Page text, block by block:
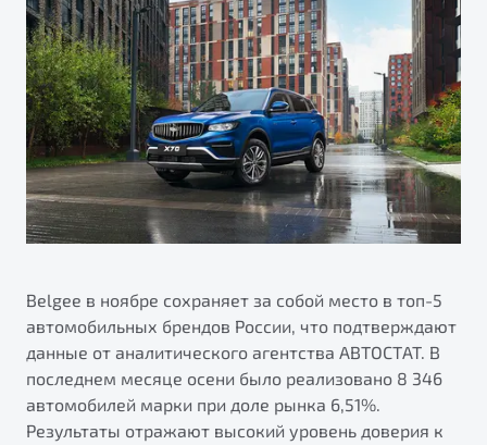
Яркий кроссовер
от 2 219 990 ₽*
Обзор В наличии
S50
Автокредит
Трейд-ин
Страхование
Расчет КАСКО
ПОДДЕРЖКА
Гарантия Belgee
Belgee Линк
Belgee Клуб
Belgee Плюс
Реферальная программа
Помощь на дорогах
О дилерском центре
Правовая информация
Belgee в ноябре сохраняет за собой место в топ-5
автомобильных брендов России, что подтверждают
данные от аналитического агентства АВТОСТАТ. В
последнем месяце осени было реализовано 8 346
автомобилей марки при доле рынка 6,51%.
Результаты отражают высокий уровень доверия к